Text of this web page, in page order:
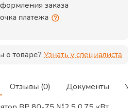
заказа
платежа
о товаре? Узнать у специалиста
Отзывы (0) Документы